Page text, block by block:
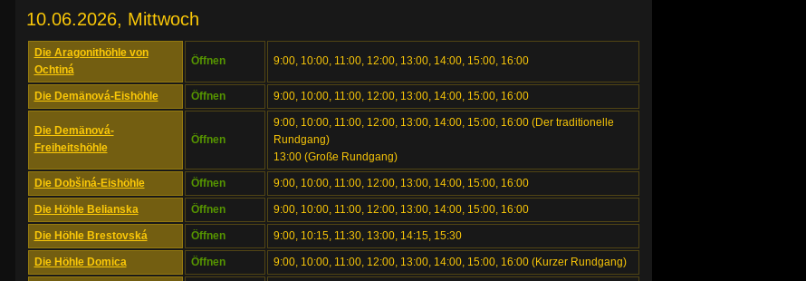
10.06.2026, Mittwoch
Die Aragonithöhle von
Ochtiná
Öffnen 9:00, 10:00, 11:00, 12:00, 13:00, 14:00, 15:00, 16:00
Die Demänová-Eishöhle Öffnen 9:00, 10:00, 11:00, 12:00, 13:00, 14:00, 15:00, 16:00
Die Demänová-
Freiheitshöhle
Öffnen
9:00, 10:00, 11:00, 12:00, 13:00, 14:00, 15:00, 16:00 (Der traditionelle
Rundgang)
13:00 (Große Rundgang)
Die Dobšiná-Eishöhle Öffnen 9:00, 10:00, 11:00, 12:00, 13:00, 14:00, 15:00, 16:00
Die Höhle Belianska Öffnen 9:00, 10:00, 11:00, 12:00, 13:00, 14:00, 15:00, 16:00
Die Höhle Brestovská Öffnen 9:00, 10:15, 11:30, 13:00, 14:15, 15:30
Die Höhle Domica Öffnen 9:00, 10:00, 11:00, 12:00, 13:00, 14:00, 15:00, 16:00 (Kurzer Rundgang)